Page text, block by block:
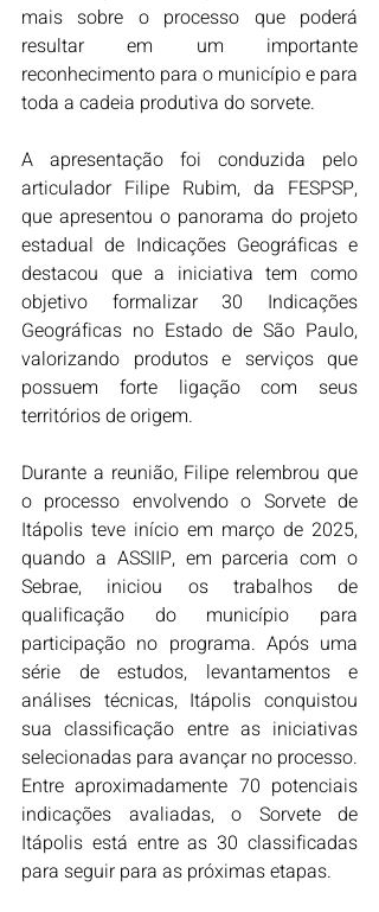
mais sobre o processo que poderá
resultar em um importante
reconhecimento para o município e para
toda a cadeia produtiva do sorvete.
A apresentação foi conduzida pelo
articulador Filipe Rubim, da FESPSP,
que apresentou o panorama do projeto
estadual de Indicações Geográficas e
destacou que a iniciativa tem como
objetivo formalizar 30 Indicações
Geográficas no Estado de São Paulo,
valorizando produtos e serviços que
possuem forte ligação com seus
territórios de origem.
Durante a reunião, Filipe relembrou que
o processo envolvendo o Sorvete de
Itápolis teve início em março de 2025,
quando a ASSIIP, em parceria com o
Sebrae, iniciou os trabalhos de
qualificação do município para
participação no programa. Após uma
série de estudos, levantamentos e
análises técnicas, Itápolis conquistou
sua classificação entre as iniciativas
selecionadas para avançar no processo.
Entre aproximadamente 70 potenciais
indicações avaliadas, o Sorvete de
Itápolis está entre as 30 classificadas
para seguir para as próximas etapas.